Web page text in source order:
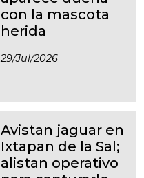
con la mascota
herida
29/jul/2026
Avistan jaguar en
Ixtapan de la Sal;
alistan operativo